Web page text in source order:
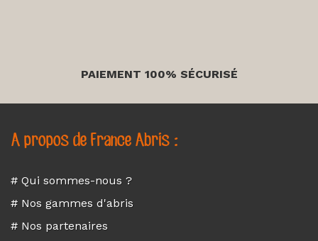
PAIEMENT 100% SÉCURISÉ
A propos de France Abris :
# Qui sommes-nous ?
# Nos gammes d'abris
# Nos partenaires